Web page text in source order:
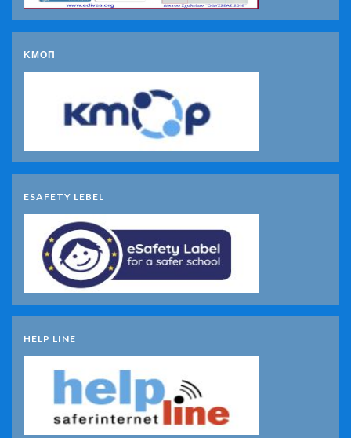
ΚΜΟΠ
ESAFETY LEBEL
HELP LINE